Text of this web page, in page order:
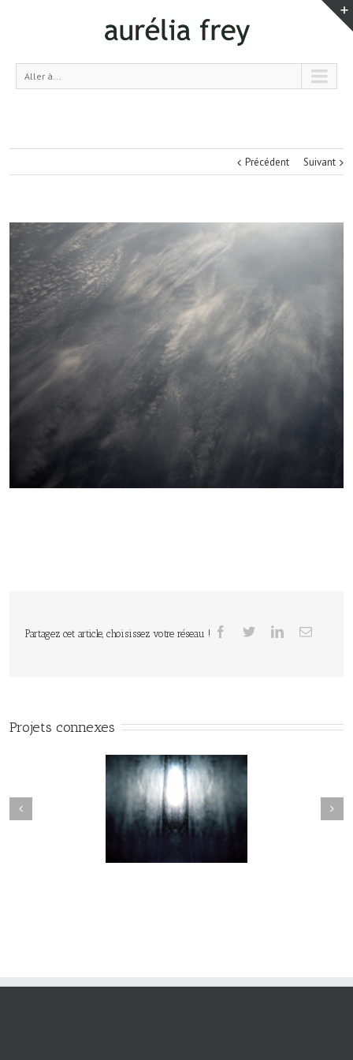
Aller à...
Précédent Suivant
Partagez cet article, choisissez votre réseau !
Projets connexes